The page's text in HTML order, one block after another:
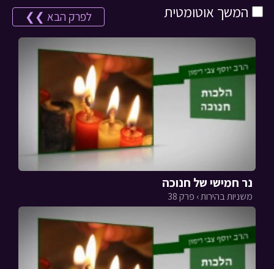
המשך אוטומטית לפרק הבא ❯❯
נר חמישי של חנוכה
משניות בהירות › פרק 38